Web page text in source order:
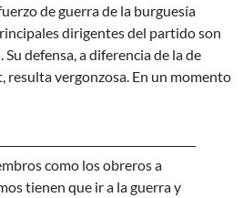
de guerra de la burguesía
dirigentes del partido son
defensa, a diferencia de la de
resulta vergonzosa. En un momento
como los obreros a
tienen que ir a la guerra y